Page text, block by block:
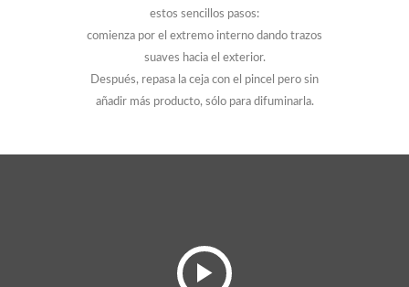
estos sencillos pasos:
comienza por el extremo interno dando trazos
suaves hacia el exterior.
Después, repasa la ceja con el pincel pero sin
añadir más producto, sólo para difuminarla.